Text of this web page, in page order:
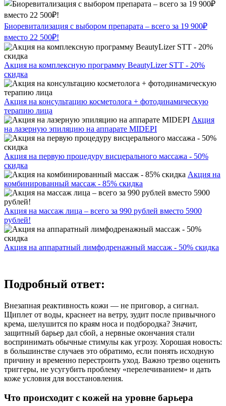
Биоревитализация с выбором препарата – всего за 19 900₽
вместо 22 500₽!
Акция на комплексную программу BeautyLizer STT - 20%
скидка
Акция на консультацию косметолога + фотодинамическую
терапию лица
Акция
на лазерную эпиляцию на аппарате MIDEPI
Акция на первую процедуру висцерального массажа - 50%
скидка
Акция на
комбинированный массаж - 85% скидка
Акция на массаж лица – всего за 990 рублей вместо 5900
рублей!
Акция на аппаратный лимфодренажный массаж - 50% скидка
Подробный ответ:
Внезапная реактивность кожи — не приговор, а сигнал.
Щиплет от воды, краснеет на ветру, зудит после привычного
крема, шелушится по краям носа и подбородка? Значит,
защитный барьер дал сбой, а нервные окончания стали
воспринимать обычные стимулы как угрозу. Хорошая новость:
в большинстве случаев это обратимо, если понять исходную
причину и временно перестроить уход. Важно трезво оценить
триггеры, не усугубить проблему «перелечиванием» и дать
коже условия для восстановления.
Что происходит с кожей на уровне барьера